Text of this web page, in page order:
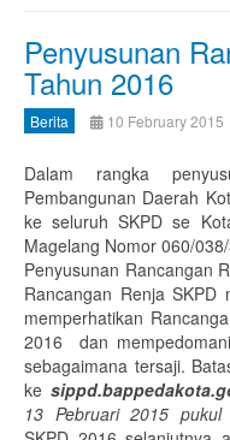
Penyusunan
Tahun 2016
Berita 10 February 2015
Dalam rangka
Pembangunan Daerah
ke seluruh SKPD se
Magelang Nomor 060/
Penyusunan Rancangan
Rancangan Renja SKPD
memperhatikan
2016 dan
sebagaimana tersaji.
ke
13 Pebruari 2015 pukul